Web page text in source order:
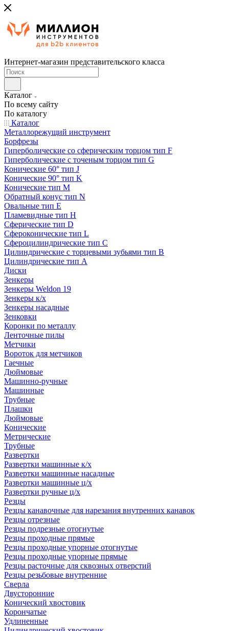
Интернет-магазин представительского класса
Каталог
По всему сайту
По каталогу
Каталог
Металлорежущий инструмент
Борфрезы
Гиперболические cо сферическим торцом тип F
Гиперболические с точеным торцом тип G
Конические 60° тип J
Конические 90° тип K
Конические тип M
Обратный конус тип N
Овальные тип E
Пламевидные тип H
Сферические тип D
Сфероконические тип L
Сфероцилиндрические тип C
Цилиндрические с торцевыми зубьями тип B
Цилиндрические тип А
Диски
Зенкеры
Зенкеры Weldon 19
Зенкеры к/х
Зенкеры насадные
Зенковки
Коронки по металлу
Ленточные пилы
Метчики
Вороток для метчиков
Гаечные
Дюймовые
Машинно-ручные
Машинные
Трубные
Плашки
Дюймовые
Конические
Метрические
Трубные
Развертки
Развертки машинные к/х
Развертки машинные насадные
Развертки машинные ц/х
Развертки ручные ц/х
Резцы
Резцы канавочные для нарезания внутренних канавок
Резцы отрезные
Резцы подрезные отогнутые
Резцы проходные прямые
Резцы проходные упорные отогнутые
Резцы проходные упорные прямые
Резцы расточные для сквозных отверстий
Резцы резьбовые внутренние
Сверла
Двусторонние
Конический хвостовик
Корончатые
Удлиненные